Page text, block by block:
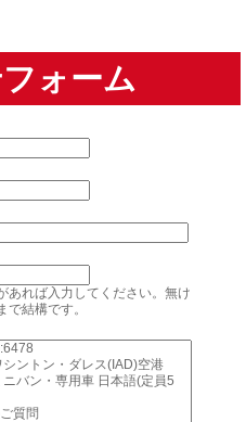
ォーム
あれば入力してください。無け
で結構です。